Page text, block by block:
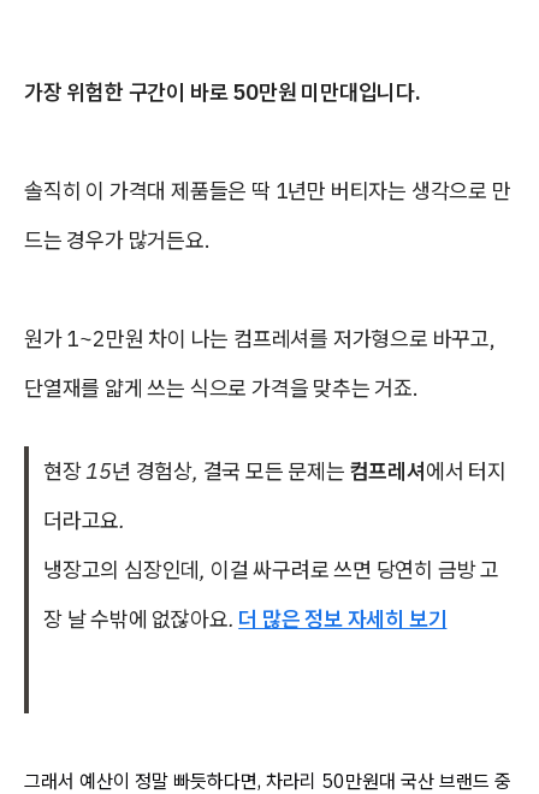
가장 위험한 구간이 바로 50만원 미만대입니다.
솔직히 이 가격대 제품들은 딱 1년만 버티자는 생각으로 만
드는 경우가 많거든요.
원가 1~2만원 차이 나는 컴프레셔를 저가형으로 바꾸고,
단열재를 얇게 쓰는 식으로 가격을 맞추는 거죠.
현장 15년 경험상, 결국 모든 문제는 컴프레셔에서 터지
더라고요.
냉장고의 심장인데, 이걸 싸구려로 쓰면 당연히 금방 고
장 날 수밖에 없잖아요. 더 많은 정보 자세히 보기
그래서 예산이 정말 빠듯하다면, 차라리 50만원대 국산 브랜드 중